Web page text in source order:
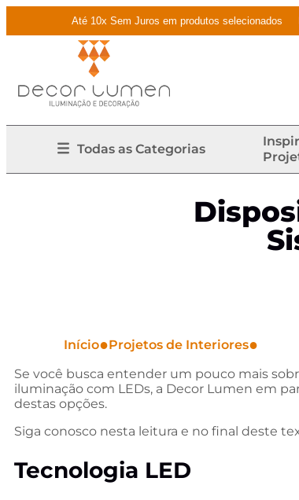
Até 10x Sem Juros em produtos selecionados
Todas as Categorias
Início●Projetos de Interiores●
Se você busca entender um pouco mais
iluminação com LEDs, a Decor Lumen em
destas opções.
Siga conosco nesta leitura e no final deste
Tecnologia LED